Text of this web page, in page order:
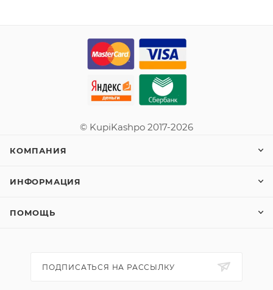
© KupiKashpo 2017-2026
КОМПАНИЯ
ИНФОРМАЦИЯ
ПОМОЩЬ
ПОДПИСАТЬСЯ НА РАССЫЛКУ